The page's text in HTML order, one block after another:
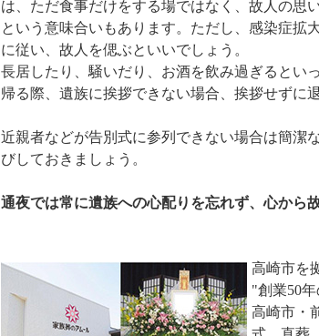
は、ただ食事だけをする場ではなく、故人の思
という意味合いもあります。ただし、感染症拡
に従い、故人を偲ぶといいでしょう。
長居したり、騒いだり、お酒を飲み過ぎるとい
帰る際、遺族に挨拶できない場合、挨拶せずに
近親者などが告別式に参列できない場合は簡潔
びしておきましょう。
通夜では常に遺族への心配りを忘れず、心から
高崎市を
"創業50
高崎市・